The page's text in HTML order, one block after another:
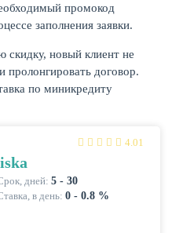
промокод
заполнения заявки.
новый клиент не
пролонгировать договор.
по миникредиту
4.01
дней: 5 - 30
в день: 0 - 0.8 %